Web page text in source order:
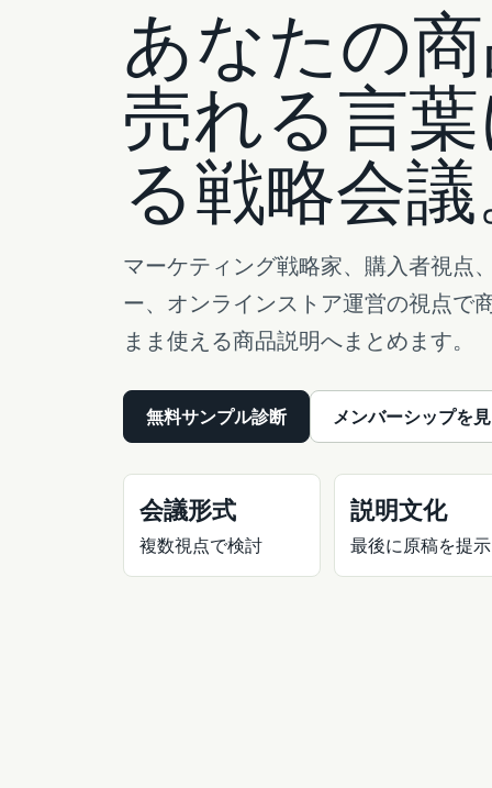
あなたの
売れる言
る戦略会
マーケティング戦略家、購入者視点
ー、オンラインストア運営の視点で
まま使える商品説明へまとめます。
無料サンプル診断 メンバーシップを
会議形式
複数視点で検討
説明文化
最後に原稿を提示